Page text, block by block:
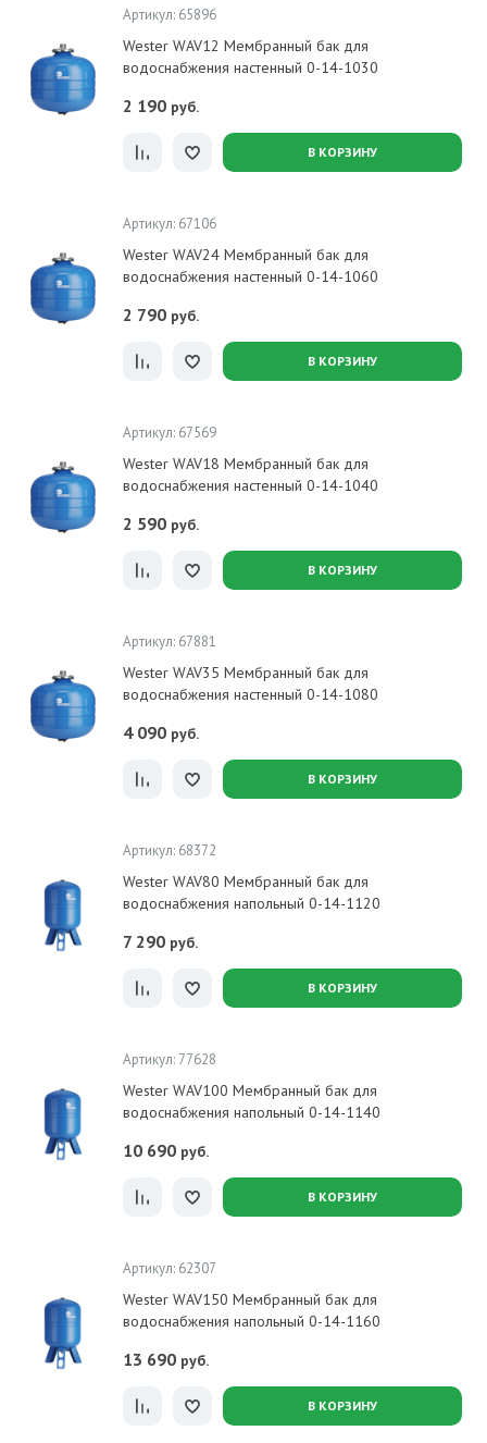
Артикул: 65896
Wester WAV12 Мембранный бак для
водоснабжения настенный 0-14-1030
2 190 руб.
В КОРЗИНУ
Артикул: 67106
Wester WAV24 Мембранный бак для
водоснабжения настенный 0-14-1060
2 790 руб.
В КОРЗИНУ
Артикул: 67569
Wester WAV18 Мембранный бак для
водоснабжения настенный 0-14-1040
2 590 руб.
В КОРЗИНУ
Артикул: 67881
Wester WAV35 Мембранный бак для
водоснабжения настенный 0-14-1080
4 090 руб.
В КОРЗИНУ
Артикул: 68372
Wester WAV80 Мембранный бак для
водоснабжения напольный 0-14-1120
7 290 руб.
В КОРЗИНУ
Артикул: 77628
Wester WAV100 Мембранный бак для
водоснабжения напольный 0-14-1140
10 690 руб.
В КОРЗИНУ
Артикул: 62307
Wester WAV150 Мембранный бак для
водоснабжения напольный 0-14-1160
13 690 руб.
В КОРЗИНУ